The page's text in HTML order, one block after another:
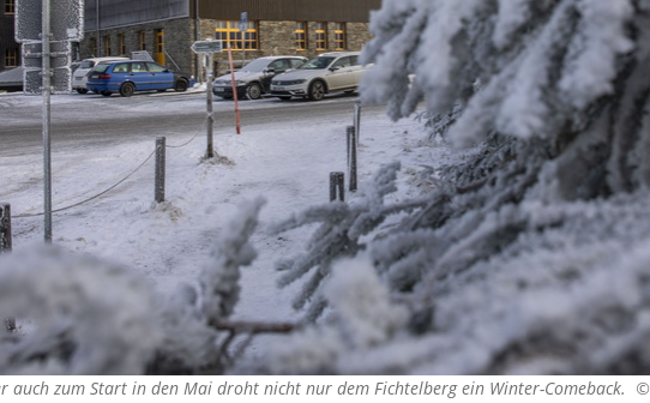
auch zum Start in den Mai droht nicht nur dem Fichtelberg ein Winter-Comeback. ©